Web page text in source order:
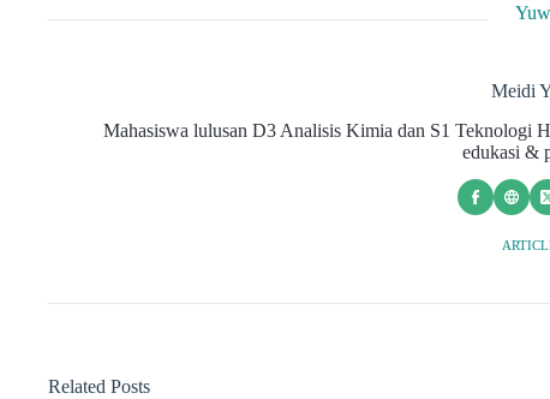
Meidi
Mahasiswa lulusan D3 Analisis Kimia dan S1 Teknologi
edukasi &
Related Posts